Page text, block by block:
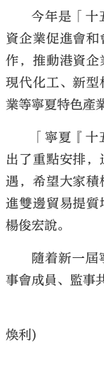
今年是「十
資企業促進會
作，推動港資
現代化工、新型
業等寧夏特色產
「寧夏『
出了重點安排
遇，希望大家
進雙邊貿易提質
楊俊宏說。
隨着新一屆
事會成員、監
(
煥利)